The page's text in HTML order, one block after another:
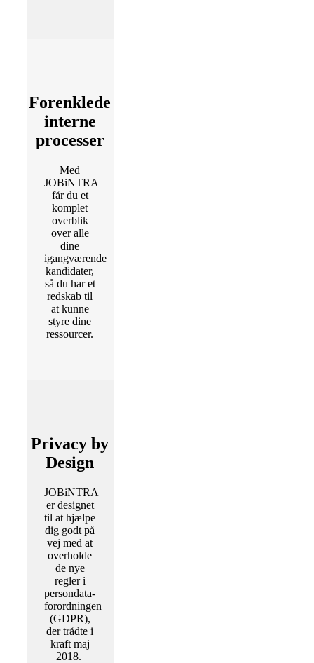
Forenklede
interne
processer
Med
JOBiNTRA
får du et
komplet
overblik
over alle
dine
igangværende
kandidater,
så du har et
redskab til
at kunne
styre dine
ressourcer.
Privacy by
Design
JOBiNTRA
er designet
til at hjælpe
dig godt på
vej med at
overholde
de nye
regler i
persondata-
forordningen
(GDPR),
der trådte i
kraft maj
2018.